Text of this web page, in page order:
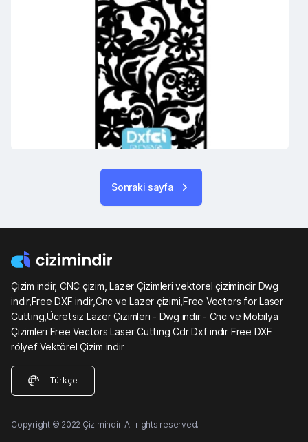
Sonraki sayfa
Çizim indir, CNC çizim, Lazer Çizimleri vektörel çizimindir Dwg
indir,Free DXF indir,Cnc ve Lazer çizimi,Free Vectors for Laser
Cutting,Ücretsiz Lazer Çizimleri - Dwg indir - Cnc ve Mobilya
Çizimleri Free Vectors Laser Cutting Cdr Dxf indir Free DXF
rölyef Vektörel Çizim indir
Türkçe
Copyright © 2022 Çizimindir. All rights reserved.